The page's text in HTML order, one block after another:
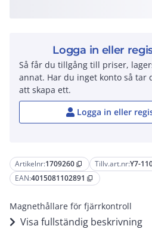
Artikelnr:1709260 content_copy Tillv.art.nr:Y7-
EAN:4015081102891 content_copy
Magnethållare för fjärrkontroll
Visa fullständig beskrivning
Logga in eller
Så får du tillgång till priser,
annat. Har du inget konto så tar
att skapa ett.
Logga in eller